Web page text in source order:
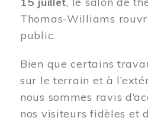
Thomas-Williams
public.
Bien que certains
sur le terrain et à
nous sommes ravis
nos visiteurs fidèles et